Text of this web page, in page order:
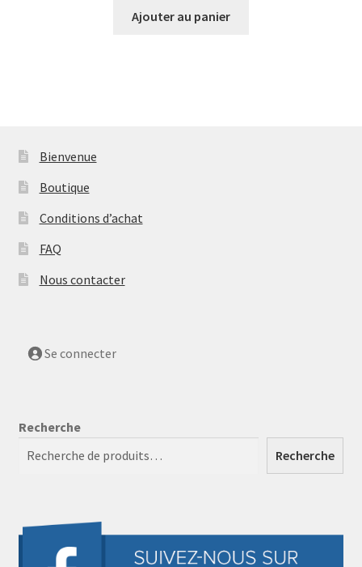
Ajouter au panier
Bienvenue
Boutique
Conditions d’achat
FAQ
Nous contacter
Se connecter
Recherche
Recherche